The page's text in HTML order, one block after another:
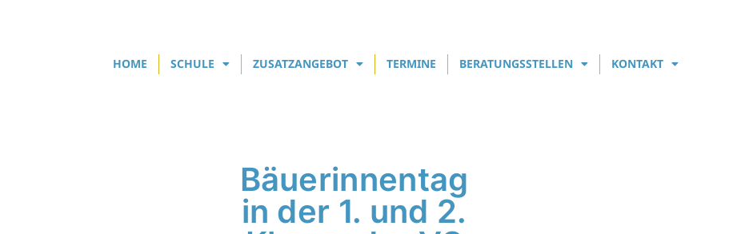
HOME SCHULE ZUSATZANGEBOT TERMINE BERATUNGSSTELLEN KONTAKT
Bäuerinnentag
in der 1. und 2.